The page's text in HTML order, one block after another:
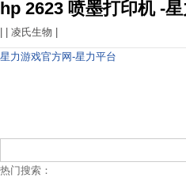
hp 2623 喷墨打印机 -
凌氏生物
星力游戏官方网-星力平台
热门搜索：